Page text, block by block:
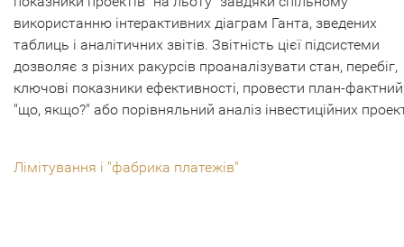
використанню інтерактивних діаграм Ганта, зведених
таблиць і аналітичних звітів. Звітність цієї підсистеми
дозволяє з різних ракурсів проаналізувати стан, перебіг,
ключові показники ефективності, провести план-
"що, якщо?" або порівняльний аналіз інвестиційних
Лімітування і "фабрика платежів"